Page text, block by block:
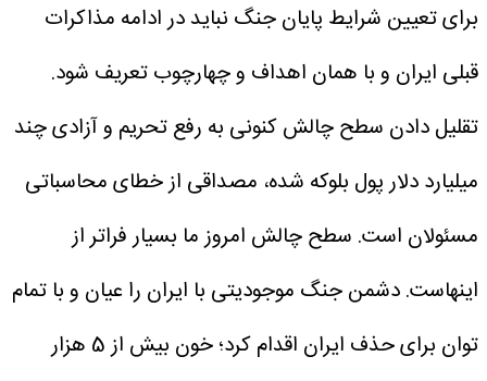
برای تعیین شرایط پایان جنگ نباید در ادامه مذاکرات
قبلی ایران و با همان اهداف و چهارچوب تعریف شود.
تقلیل دادن سطح چالش کنونی به رفع تحریم و آزادی چند
میلیارد دلار پول بلوکه شده، مصداقی از خطای محاسباتی
مسئولان است. سطح چالش امروز ما بسیار فراتر از
اینهاست. دشمن جنگ موجودیتی با ایران را عیان و با تمام
توان برای حذف ایران اقدام کرد؛ خون بیش از 5 هزار